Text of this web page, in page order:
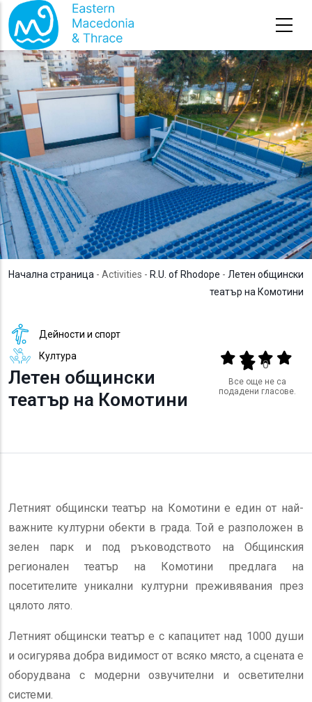
Премини към основното съдържание
Начална страница - Activities - R.U. of Rhodope - Летен общински
театър на Комотини
Дейности и спорт
Култура
Летен общински
театър на Комотини
Output format
(star)(star)(star)
(star)
0
Все още не са
подадени гласове.
Летният общински театър на Комотини е един от най-
важните културни обекти в града. Той е разположен в
зелен парк и под ръководството на Общинския
регионален театър на Комотини предлага на
посетителите уникални културни преживявания през
цялото лято.
Летният общински театър е с капацитет над 1000 души
и осигурява добра видимост от всяко място, а сцената е
оборудвана с модерни озвучителни и осветителни
системи.